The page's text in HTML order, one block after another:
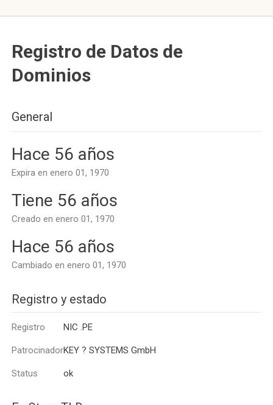
Registro de Datos de
Dominios
General
Hace 56 años
Expira en enero 01, 1970
Tiene 56 años
Creado en enero 01, 1970
Hace 56 años
Cambiado en enero 01, 1970
Registro y estado
Registro NIC .PE
PatrocinadorKEY ? SYSTEMS GmbH
Status ok